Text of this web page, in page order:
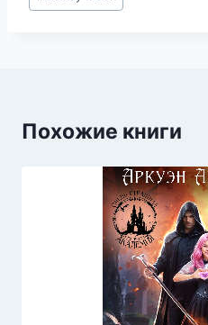
записи:
Похожие книги